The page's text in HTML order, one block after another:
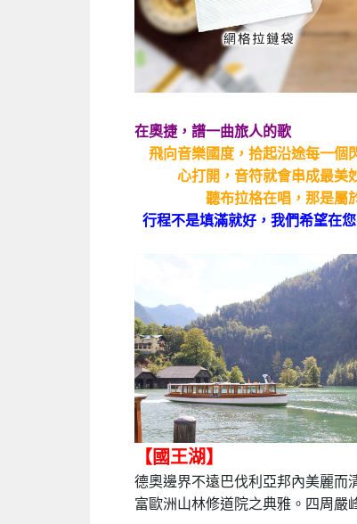
在奧捷，譜一曲旅人的歌
飛向音樂國度，拾起沿途每一個
心打開，音符就會串成最美
聽布拉格在唱，那是屬於
行程不是填滿就好，我們希望在
【國王湖】
德奧邊界不遠巴伐利亞邦內美麗而
富歐洲山林修道院之典雅。四周嚴